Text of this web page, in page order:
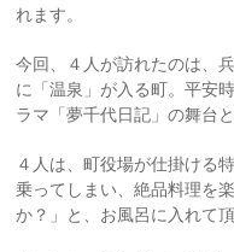
れます。
今回、４人が訪れたのは、
に「温泉」が入る町。平安
ラマ「夢千代日記」の舞台
４人は、町役場が仕掛ける
乗ってしまい、絶品料理を
か？」と、お風呂に入れて